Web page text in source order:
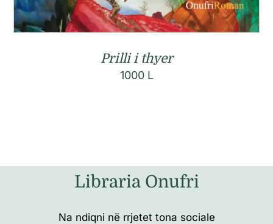
Prilli i thyer
1000 L
Libraria Onufri
Na ndiqni në rrjetet tona sociale